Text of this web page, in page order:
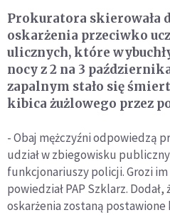
Prokuratora skierowała
oskarżenia przeciwko
ulicznych, które
nocy z 2 na 3
zapalnym stało się
kibica żużlowego przez
- Obaj mężczyźni odpowiedzą
udział w zbiegowisku
funkcjonariuszy policji. Grozi
powiedział PAP Szklarz.
oskarżenia zostaną postawione